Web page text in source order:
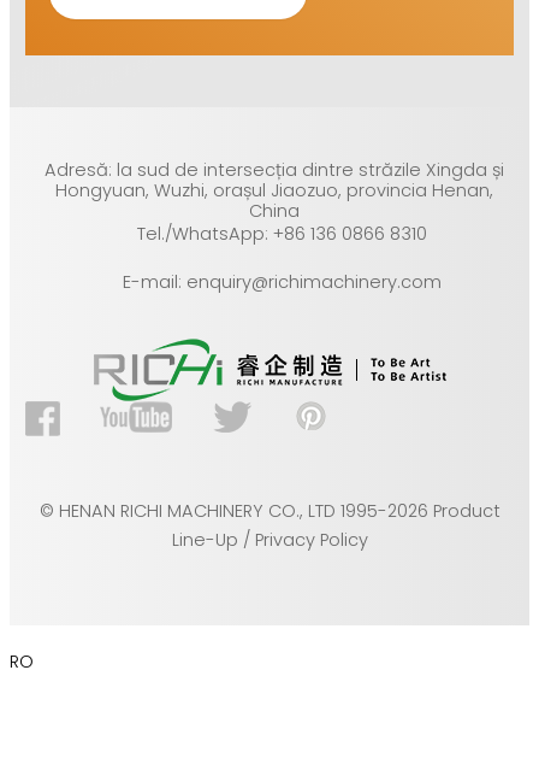
Adresă: la sud de intersecția dintre străzile Xingda și
Hongyuan, Wuzhi, orașul Jiaozuo, provincia Henan,
China
Tel./WhatsApp: +86 136 0866 8310
E-mail: enquiry@richimachinery.com
© HENAN RICHI MACHINERY CO., LTD 1995-2026 Product
Line-Up / Privacy Policy
RO